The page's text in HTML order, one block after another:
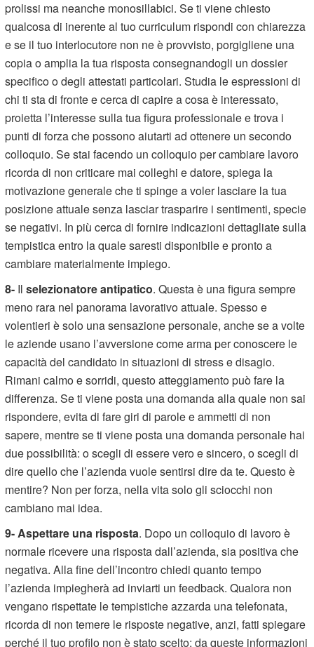
prolissi ma neanche monosillabici. Se ti viene chiesto
qualcosa di inerente al tuo curriculum rispondi con chiarezza
e se il tuo interlocutore non ne è provvisto, porgigliene una
copia o amplia la tua risposta consegnandogli un dossier
specifico o degli attestati particolari. Studia le espressioni di
chi ti sta di fronte e cerca di capire a cosa è interessato,
proietta l’interesse sulla tua figura professionale e trova i
punti di forza che possono aiutarti ad ottenere un secondo
colloquio. Se stai facendo un colloquio per cambiare lavoro
ricorda di non criticare mai colleghi e datore, spiega la
motivazione generale che ti spinge a voler lasciare la tua
posizione attuale senza lasciar trasparire i sentimenti, specie
se negativi. In più cerca di fornire indicazioni dettagliate sulla
tempistica entro la quale saresti disponibile e pronto a
cambiare materialmente impiego.
8- Ilselezionatore antipatico. Questa è una figura sempre
meno rara nel panorama lavorativo attuale. Spesso e
volentieri è solo una sensazione personale, anche se a volte
le aziende usano l’avversione come arma per conoscere le
capacità del candidato in situazioni di stress e disagio.
Rimani calmo e sorridi, questo atteggiamento può fare la
differenza. Se ti viene posta una domanda alla quale non sai
rispondere, evita di fare giri di parole e ammetti di non
sapere, mentre se ti viene posta una domanda personale hai
due possibilità: o scegli di essere vero e sincero, o scegli di
dire quello che l’azienda vuole sentirsi dire da te. Questo è
mentire? Non per forza, nella vita solo gli sciocchi non
cambiano mai idea.
9- Aspettare una risposta. Dopo un colloquio di lavoro è
normale ricevere una risposta dall’azienda, sia positiva che
negativa. Alla fine dell’incontro chiedi quanto tempo
l’azienda impiegherà ad inviarti un feedback. Qualora non
vengano rispettate le tempistiche azzarda una telefonata,
ricorda di non temere le risposte negative, anzi, fatti spiegare
perché il tuo profilo non è stato scelto: da queste informazioni